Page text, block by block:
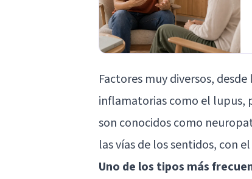
Factores muy diversos,
inflamatorias como el lupus,
son conocidos como
las vías de los sentidos, con
Uno de los tipos más